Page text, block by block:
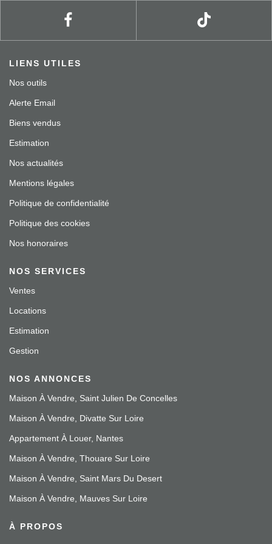
LIENS UTILES
Nos outils
Alerte Email
Biens vendus
Estimation
Nos actualités
Mentions légales
Politique de confidentialité
Politique des cookies
Nos honoraires
NOS SERVICES
Ventes
Locations
Estimation
Gestion
NOS ANNONCES
Maison À Vendre, Saint Julien De Concelles
Maison À Vendre, Divatte Sur Loire
Appartement À Louer, Nantes
Maison À Vendre, Thouare Sur Loire
Maison À Vendre, Saint Mars Du Desert
Maison À Vendre, Mauves Sur Loire
À PROPOS